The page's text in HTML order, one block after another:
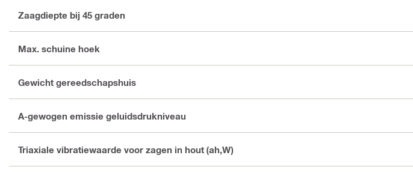
Zaagdiepte bij 45 graden
Max. schuine hoek
Gewicht gereedschapshuis
A-gewogen emissie geluidsdrukniveau
Triaxiale vibratiewaarde voor zagen in hout (ah,W)